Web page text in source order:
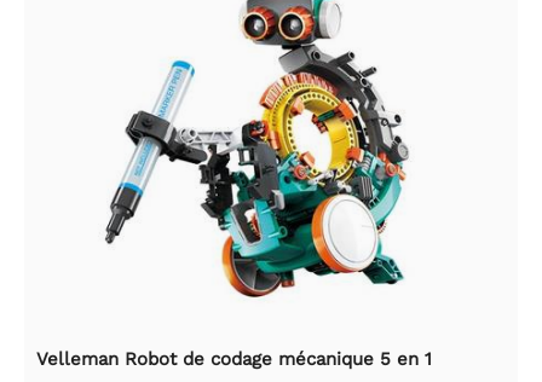
Velleman Robot de codage mécanique 5 en 1